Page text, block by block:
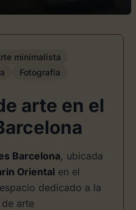
minimalista
Fotografía
arte en el
Barcelona, ubicada
Oriental en el
dedicado a la
arte